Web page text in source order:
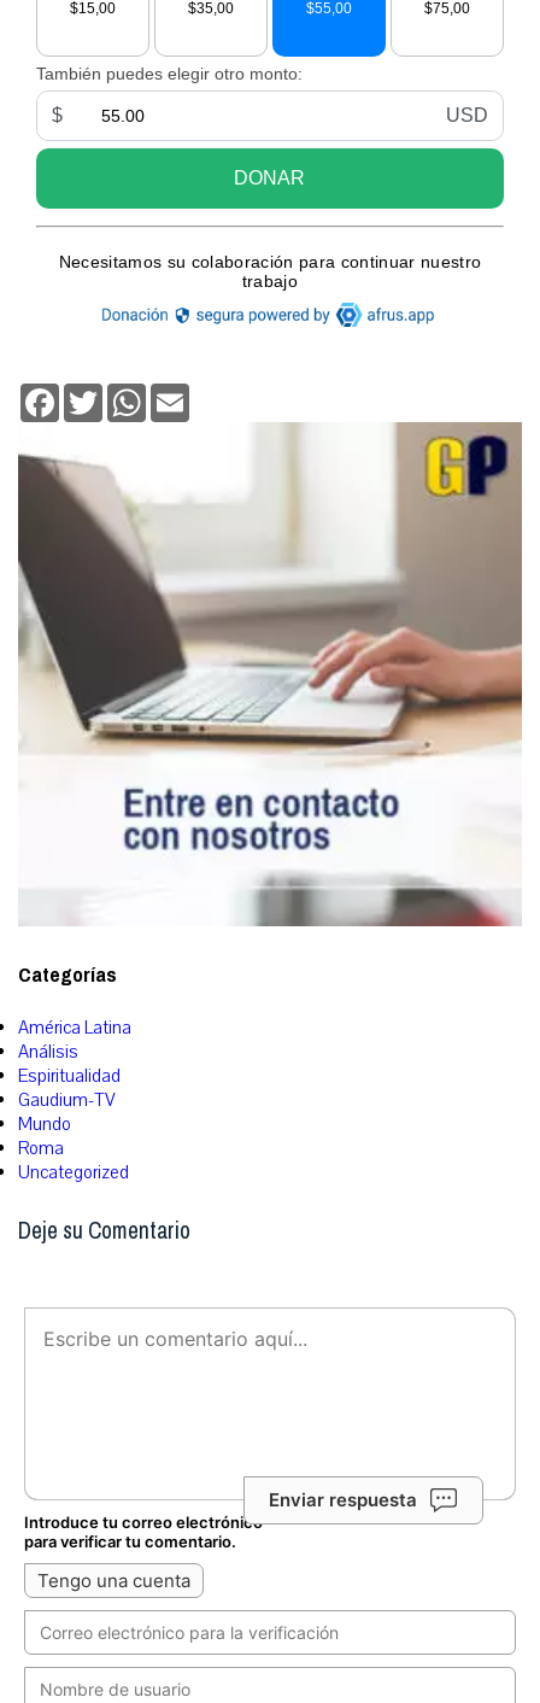
Facebook
TwitterWhatsApp
Categorías
América Latina
Análisis
Espiritualidad
Gaudium-TV
Mundo
Roma
Uncategorized
Deje su Comentario
Enviar respuesta
Introduce tu correo electrónico
para verificar tu comentario.
Tengo una cuenta